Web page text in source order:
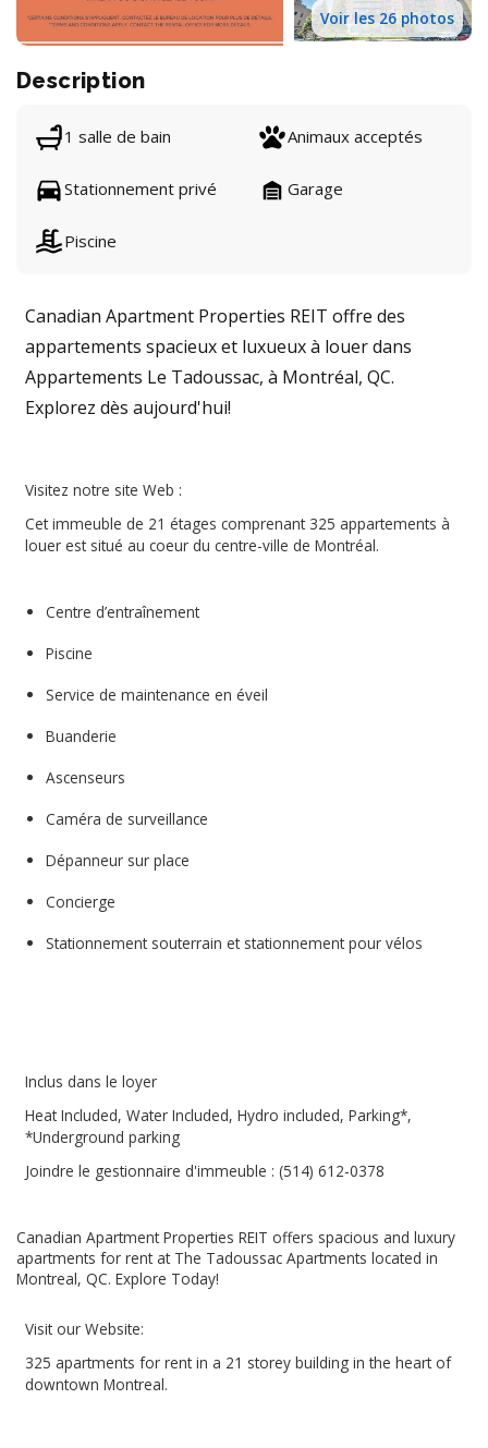
Voir les 26 photos
Description
1 salle de bain Animaux acceptés
Stationnement privé Garage
Piscine
Canadian Apartment Properties REIT offre des
appartements spacieux et luxueux à louer dans
Appartements Le Tadoussac, à Montréal, QC.
Explorez dès aujourd'hui!
Visitez notre site Web :
Cet immeuble de 21 étages comprenant 325 appartements à
louer est situé au coeur du centre-ville de Montréal.
Centre d’entraînement
Piscine
Service de maintenance en éveil
Buanderie
Ascenseurs
Caméra de surveillance
Dépanneur sur place
Concierge
Stationnement souterrain et stationnement pour vélos
Inclus dans le loyer
Heat Included, Water Included, Hydro included, Parking*,
*Underground parking
Joindre le gestionnaire d'immeuble : (514) 612-0378
Canadian Apartment Properties REIT offers spacious and luxury
apartments for rent at The Tadoussac Apartments located in
Montreal, QC. Explore Today!
Visit our Website:
325 apartments for rent in a 21 storey building in the heart of
downtown Montreal.